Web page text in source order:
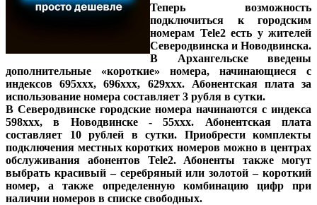
Теперь возможность
подключиться к городским
номерам Tele2 есть у жителей
Северодвинска и Новодвинска.
В Архангельске введены
дополнительные «короткие» номера, начинающиеся с
индексов 695ххх, 696ххх, 629ххх. Абонентская плата за
использование номера составляет 3 рубля в сутки.
В Северодвинске городские номера начинаются с индекса
598ххх, в Новодвинске - 55ххх. Абонентская плата
составляет 10 рублей в сутки. Приобрести комплекты
подключения местных коротких номеров можно в центрах
обслуживания абонентов Tele2. Абоненты также могут
выбрать красивый – серебряный или золотой – короткий
номер, а также определенную комбинацию цифр при
наличии номеров в списке свободных.